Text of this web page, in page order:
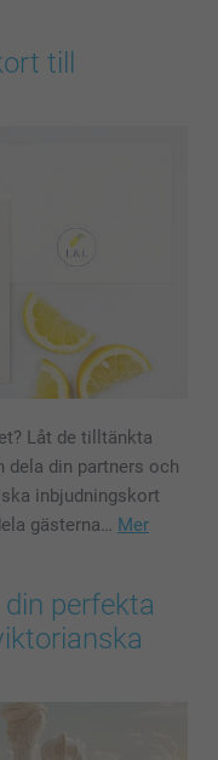
till
Låt de tilltänkta
dela din partners och
inbjudningskort
gästerna… Mer
perfekta